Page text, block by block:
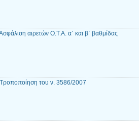
αιρετών Ο.Τ.Α. α΄ και β΄ βαθμίδας
του ν. 3586/2007